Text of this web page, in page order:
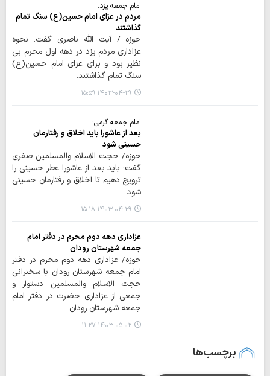
امام جمعه یزد:
مردم در عزای امام حسین(ع) سنگ تمام
گذاشتند
حوزه / آیت الله ناصری گفت: نحوه
عزاداری مردم یزد در دهه اول محرم بی
نظیر بود و برای عزای امام حسین(ع)
سنگ تمام گذاشتند.
۱۴۰۳-۰۴-۲۹ ۱۵:۵۹
امام جمعه گرمی:
بعد از عاشورا باید اخلاق و رفتارمان
حسینی شود
حوزه/ حجت الاسلام والمسلمین صفری
گفت: باید بعد از عاشورا عطر حسینی را
ترویج دهیم تا اخلاق و رفتارمان حسینی
شود.
۱۴۰۳-۰۴-۲۹ ۱۵:۱۸
عزاداری دهه دوم محرم در دفتر امام
جمعه شهرستان رودان
حوزه/ عزاداری دهه دوم محرم در دفتر
امام جمعه شهرستان رودان با سخنرانی
حجت الاسلام والمسلمین دستوار و
جمعی از عزاداری حضرت در دفتر امام
جمعه شهرستان رودان…
۱۴۰۳-۰۵-۰۲ ۱۱:۲۷
برچسب‌ها